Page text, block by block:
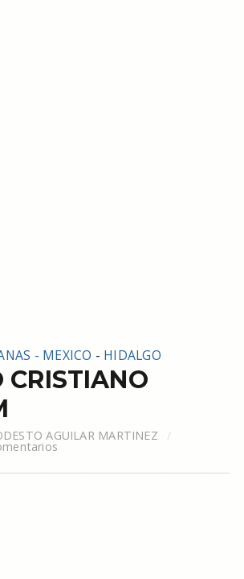
- MEXICO - HIDALGO
CRISTIANO
AGUILAR MARTINEZ